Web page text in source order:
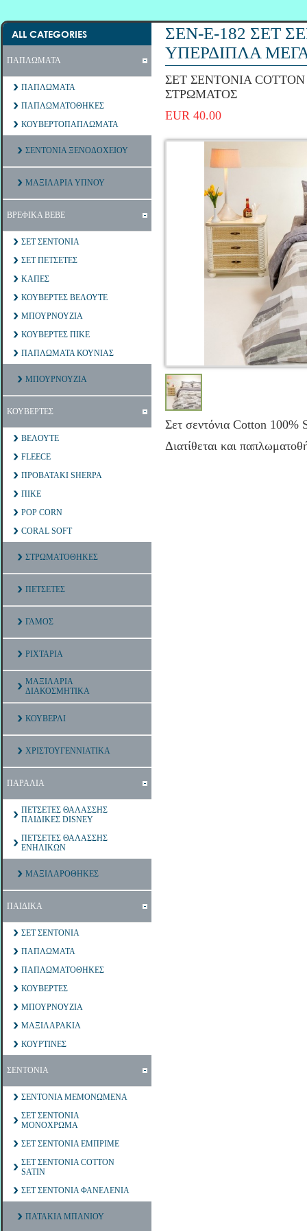
ALL CATEGORIES
ΠΑΠΛΩΜΑΤΑ
ΠΑΠΛΩΜΑΤΑ
ΠΑΠΛΩΜΑΤΟΘΗΚΕΣ
ΚΟΥΒΕΡΤΟΠΑΠΛΩΜΑΤΑ
ΣΕΝΤΟΝΙΑ ΞΕΝΟΔΟΧΕΙΟΥ
ΜΑΞΙΛΑΡΙΑ ΥΠΝΟΥ
ΒΡΕΦΙΚΑ ΒΕΒΕ
ΣΕΤ ΣΕΝΤΟΝΙΑ
ΣΕΤ ΠΕΤΣΕΤΕΣ
ΚΑΠΕΣ
ΚΟΥΒΕΡΤΕΣ ΒΕΛΟΥΤΕ
ΜΠΟΥΡΝΟΥΖΙΑ
ΚΟΥΒΕΡΤΕΣ ΠΙΚΕ
ΠΑΠΛΩΜΑΤΑ ΚΟΥΝΙΑΣ
ΜΠΟΥΡΝΟΥΖΙΑ
ΚΟΥΒΕΡΤΕΣ
ΒΕΛΟΥΤΕ
FLEECE
ΠΡΟΒΑΤΑΚΙ SHERPA
ΠΙΚΕ
POP CORN
CORAL SOFT
ΣΤΡΩΜΑΤΟΘΗΚΕΣ
ΠΕΤΣΕΤΕΣ
ΓΑΜΟΣ
ΡΙΧΤΑΡΙΑ
ΜΑΞΙΛΑΡΙΑ
ΔΙΑΚΟΣΜΗΤΙΚΑ
ΚΟΥΒΕΡΛΙ
ΧΡΙΣΤΟΥΓΕΝΝΙΑΤΙΚΑ
ΠΑΡΑΛΙΑ
ΠΕΤΣΕΤΕΣ ΘΑΛΑΣΣΗΣ
ΠΑΙΔΙΚΕΣ DISNEY
ΠΕΤΣΕΤΕΣ ΘΑΛΑΣΣΗΣ
ΕΝΗΛΙΚΩΝ
ΜΑΞΙΛΑΡΟΘΗΚΕΣ
ΠΑΙΔΙΚΑ
ΣΕΤ ΣΕΝΤΟΝΙΑ
ΠΑΠΛΩΜΑΤΑ
ΠΑΠΛΩΜΑΤΟΘΗΚΕΣ
ΚΟΥΒΕΡΤΕΣ
ΜΠΟΥΡΝΟΥΖΙΑ
ΜΑΞΙΛΑΡΑΚΙΑ
ΚΟΥΡΤΙΝΕΣ
ΣΕΝΤΟΝΙΑ
ΣΕΝΤΟΝΙΑ ΜΕΜΟΝΩΜΕΝΑ
ΣΕΤ ΣΕΝΤΟΝΙΑ
ΜΟΝΟΧΡΩΜΑ
ΣΕΤ ΣΕΝΤΟΝΙΑ ΕΜΠΡΙΜΕ
ΣΕΤ ΣΕΝΤΟΝΙΑ COTTON
SATIN
ΣΕΤ ΣΕΝΤΟΝΙΑ ΦΑΝΕΛΕΝΙΑ
ΠΑΤΑΚΙΑ ΜΠΑΝΙΟΥ
ΣΕΝ-Ε-182 ΣΕΤ
ΥΠΕΡΔΙΠΛΑ
ΣΕΤ ΣΕΝΤΟΝΙΑ
ΣΤΡΩΜΑΤΟΣ
EUR 40.00
Σετ σεντόνια Cotton 100%
Διατίθεται και